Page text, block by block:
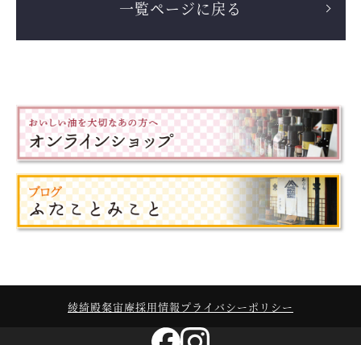
一覧ページに戻る
綾綺殿粲宙庵採用情報 プライバシーポリシー